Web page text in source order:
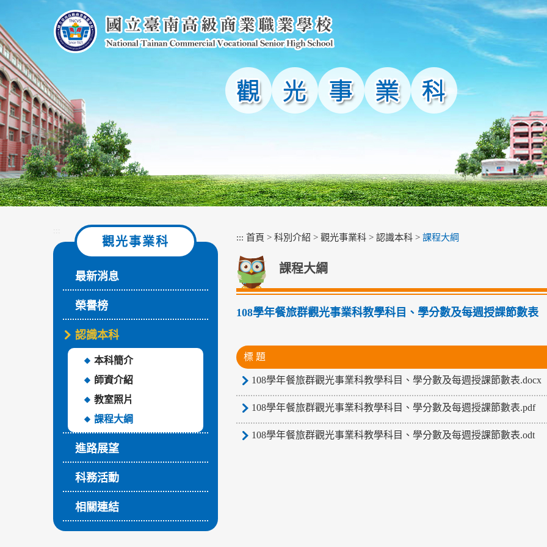
主
要
內
容
區
塊
:::
觀光事業科
最新消息
榮譽榜
認識本科
本科簡介
師資介紹
教室照片
課程大綱
進路展望
科務活動
相關連結
::: 首頁 > 科別介紹 > 觀光事業科 > 認識本科 > 課程大綱
課程大綱
108學年餐旅群觀光事業科教學科目、學分數及每週授課節數表
標 題
108學年餐旅群觀光事業科教學科目、學分數及每週授課節數表.docx
108學年餐旅群觀光事業科教學科目、學分數及每週授課節數表.pdf
108學年餐旅群觀光事業科教學科目、學分數及每週授課節數表.odt